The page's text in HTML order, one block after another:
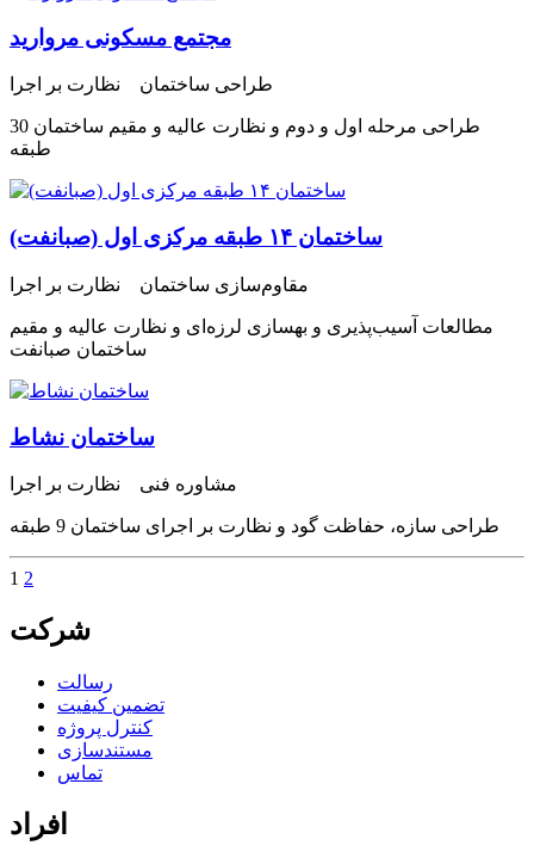
مجتمع مسکونی مروارید
طراحی ساختمان نظارت بر اجرا
طراحی مرحله اول و دوم و نظارت عالیه و مقیم ساختمان 30
طبقه
ساختمان ۱۴ طبقه مرکزی اول (صبانفت)
مقاوم‌سازی ساختمان نظارت بر اجرا
مطالعات آسیب‌پذیری و بهسازی لرزه‌ای و نظارت عالیه و مقیم
ساختمان صبانفت
ساختمان نشاط
مشاوره فنی نظارت بر اجرا
طراحی سازه، حفاظت گود و نظارت بر اجرای ساختمان 9 طبقه
1 2
شرکت
رسالت
تضمین کیفیت
کنترل پروژه
مستندسازی
تماس
افراد